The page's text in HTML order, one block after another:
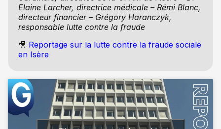
Elaine Larcher, directrice médicale – Rémi Blanc,
directeur financier – Grégory Haranczyk,
responsable lutte contre la fraude
🎥 Reportage sur la lutte contre la fraude sociale
en Isère